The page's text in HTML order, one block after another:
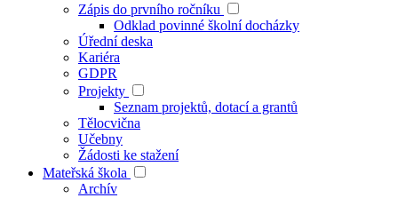
Zápis do prvního ročníku
Odklad povinné školní docházky
Úřední deska
Kariéra
GDPR
Projekty
Seznam projektů, dotací a grantů
Tělocvična
Učebny
Žádosti ke stažení
Mateřská škola
Archív